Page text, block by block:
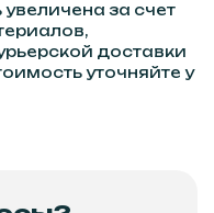
за счет
доставки
уточняйте у